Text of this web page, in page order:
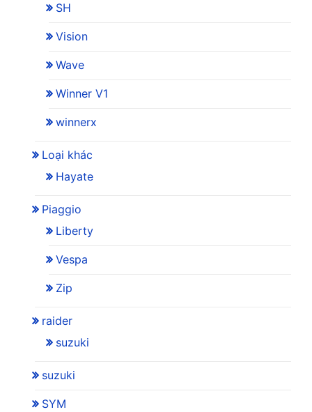
SH
Vision
Wave
Winner V1
winnerx
Loại khác
Hayate
Piaggio
Liberty
Vespa
Zip
raider
suzuki
suzuki
SYM